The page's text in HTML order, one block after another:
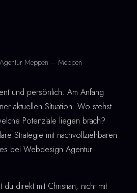
Meppen – Meppen
und persönlich. Am Anfang
aktuellen Situation: Wo stehst
Potenziale liegen brach?
Strategie mit nachvollziehbaren
bei Webdesign Agentur
direkt mit Christian, nicht mit